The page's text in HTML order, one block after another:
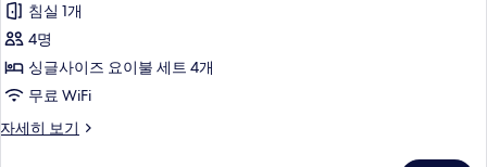
보
기
자
세
히
보
기
룸,
금
연,
관
침실 1개
4명
싱글사이즈 요이불 세트 4개
무료 WiFi
자세히 보기
패